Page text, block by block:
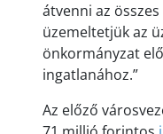
átvenni az
üzemeltetjük az
önkormányzat
ingatlanához.”
Az előző